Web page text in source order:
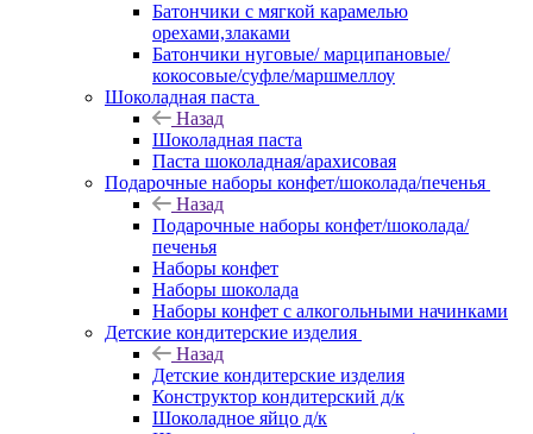
Батончики с мягкой карамелью
орехами,злаками
Батончики нуговые/ марципановые/
кокосовые/суфле/маршмеллоу
Шоколадная паста
Назад
Шоколадная паста
Паста шоколадная/арахисовая
Подарочные наборы конфет/шоколада/печенья
Назад
Подарочные наборы конфет/шоколада/
печенья
Наборы конфет
Наборы шоколада
Наборы конфет с алкогольными начинками
Детские кондитерские изделия
Назад
Детские кондитерские изделия
Конструктор кондитерский д/к
Шоколадное яйцо д/к